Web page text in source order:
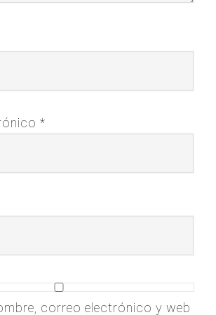
*
correo electrónico y web